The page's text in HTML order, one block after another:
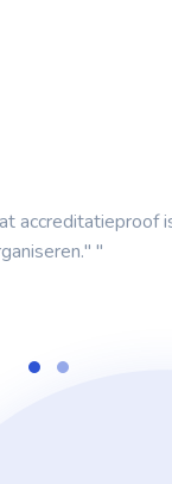
accreditatieproof
"